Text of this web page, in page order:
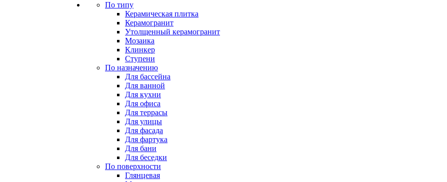
По типу
Керамическая плитка
Керамогранит
Утолщенный керамогранит
Мозаика
Клинкер
Ступени
По назначению
Для бассейна
Для ванной
Для кухни
Для офиса
Для террасы
Для улицы
Для фасада
Для фартука
Для бани
Для беседки
По поверхности
Глянцевая